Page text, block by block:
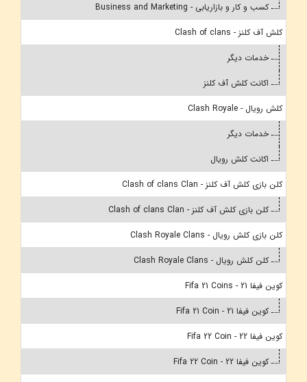
کسب و کار و بازاریابی - Business and Marketing
کلش آف کلنز - Clash of clans
خدمات دیگر
اکانت کلش آف کلنز
کلش رویال - Clash Royale
خدمات دیگر
اکانت کلش رویال
کلن بازی کلش آف کلنز - Clash of clans Clan
کلن بازی کلش آف کلنز - Clash of clans Clan
کلن بازی کلش رویال - Clash Royale Clans
کلن کلش رویال - Clash Royale Clans
کوین فیفا 21 - Fifa 21 Coins
کوین فیفا 21 - Fifa 21 Coin
کوین فیفا 22 - Fifa 22 Coin
کوین فیفا 22 - Fifa 22 Coin